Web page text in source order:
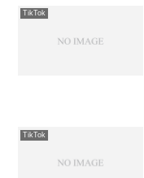
TikTok
TikTok